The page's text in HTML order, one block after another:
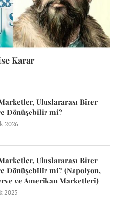
Karar
Uluslararası Birer
Dönüşebilir mi?
2026
Uluslararası Birer
Dönüşebilir mi? (Napolyon,
ve Amerikan Marketleri)
2025